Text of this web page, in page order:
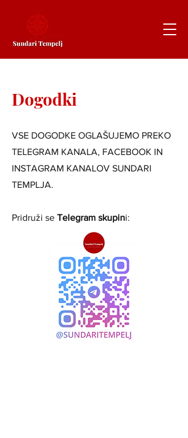
Dogodki
VSE DOGODKE OGLAŠUJEMO PREKO
TELEGRAM KANALA, FACEBOOK IN
INSTAGRAM KANALOV SUNDARI
TEMPLJA.
Pridruži se Telegram skupini: